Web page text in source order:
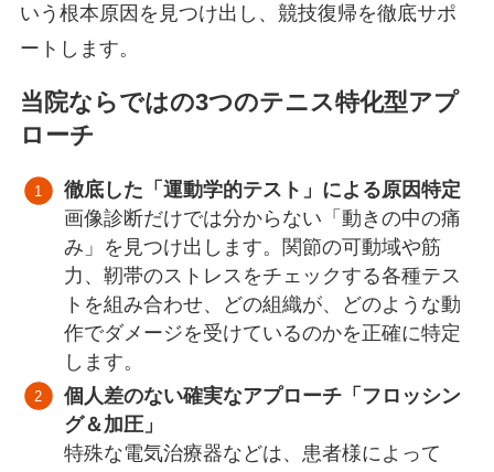
いう根本原因を見つけ出し、競技復帰を徹底サポ
ートします。
当院ならではの3つのテニス特化型アプ
ローチ
徹底した「運動学的テスト」による原因特定
画像診断だけでは分からない「動きの中の痛
み」を見つけ出します。関節の可動域や筋
力、靭帯のストレスをチェックする各種テス
トを組み合わせ、どの組織が、どのような動
作でダメージを受けているのかを正確に特定
します。
個人差のない確実なアプローチ「フロッシン
グ＆加圧」
特殊な電気治療器などは、患者様によって